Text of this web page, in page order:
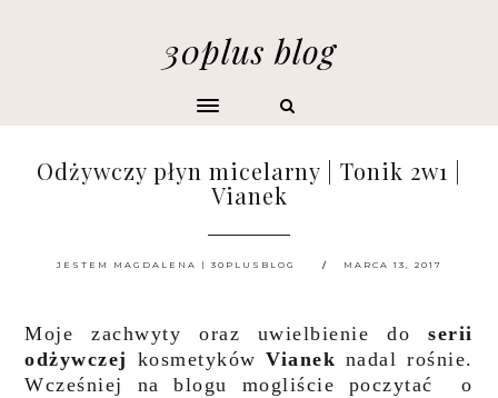
30plus blog
Odżywczy płyn micelarny | Tonik 2w1 |
Vianek
JESTEM MAGDALENA | 30PLUSBLOG MARCA 13, 2017
Moje zachwyty oraz uwielbienie doserii
odżywczej kosmetykówVianek nadal rośnie.
Wcześniej na blogu mogliście poczytać o